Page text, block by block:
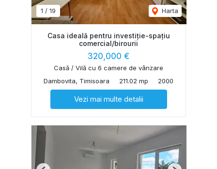
1 / 19 Harta
Casa ideală pentru investiție-spațiu
comercial/birourii
320,000 €
Casă / Vilă cu 6 camere de vânzare
Dambovita, Timisoara
211.02 mp 2000
Vezi mai multe detalii